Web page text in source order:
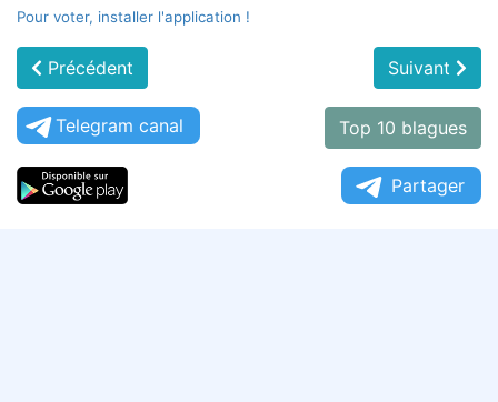
Pour voter, installer l'application !
Précédent Suivant
Telegram canal Top 10 blagues
Partager